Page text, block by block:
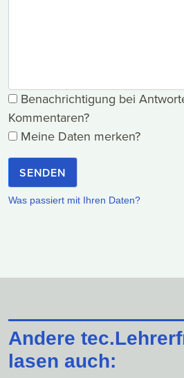
Benachrichtigung bei
Kommentaren?
Meine Daten merken?
SENDEN
Was passiert mit Ihren Daten?
Andere
lasen auch: